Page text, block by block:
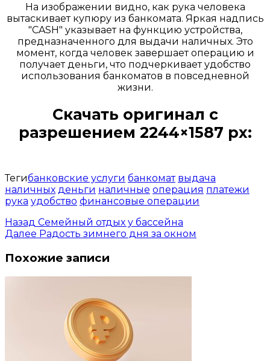
На изображении видно, как рука человека
вытаскивает купюру из банкомата. Яркая надпись
"CASH" указывает на функцию устройства,
предназначенного для выдачи наличных. Это
момент, когда человек завершает операцию и
получает деньги, что подчеркивает удобство
использования банкоматов в повседневной
жизни.
Скачать оригинал с
разрешением 2244×1587 px:
Тегибанковские услуги банкомат выдача
наличных деньги наличные операция платежи
рука удобство финансовые операции
Назад Семейный отдых у бассейна
Далее Радость зимнего дня за окном
Похожие записи